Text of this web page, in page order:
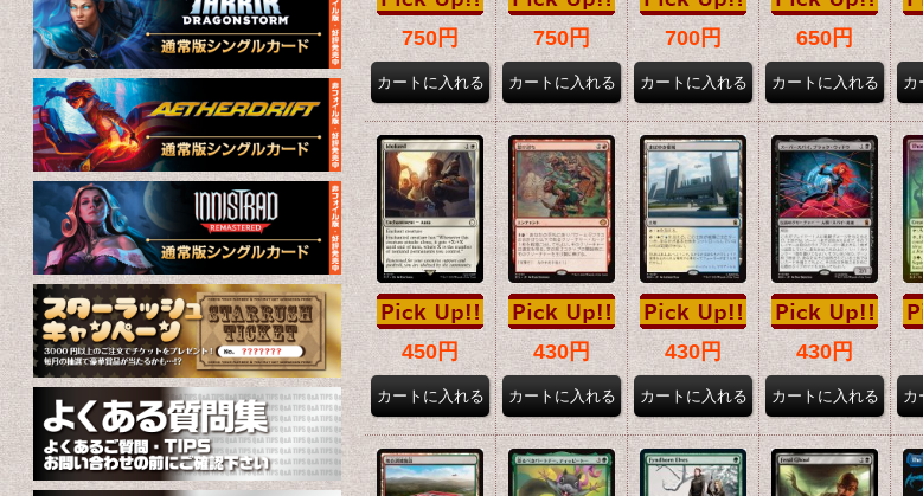
750円 750円 700円 650円
450円 430円 430円 430円